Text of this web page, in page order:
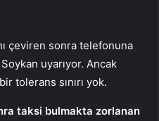
çeviren sonra telefonuna
uyarıyor. Ancak
tolerans sınırı yok.
taksi bulmakta zorlanan